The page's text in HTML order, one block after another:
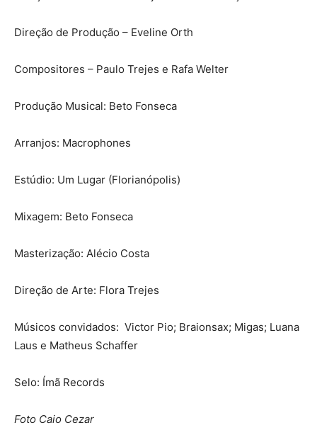
Direção de Produção – Eveline Orth
Compositores – Paulo Trejes e Rafa Welter
Produção Musical: Beto Fonseca
Arranjos: Macrophones
Estúdio: Um Lugar (Florianópolis)
Mixagem: Beto Fonseca
Masterização: Alécio Costa
Direção de Arte: Flora Trejes
Músicos convidados: Victor Pio; Braionsax; Migas; Luana
Laus e Matheus Schaffer
Selo: Ímã Records
Foto Caio Cezar